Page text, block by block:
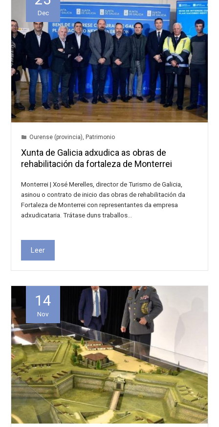
Dec
Ourense (provincia), Patrimonio
Xunta de Galicia adxudica as obras de
rehabilitación da fortaleza de Monterrei
Monterrei | Xosé Merelles, director de Turismo de Galicia,
asinou o contrato de inicio das obras de rehabilitación da
Fortaleza de Monterrei con representantes da empresa
adxudicataria. Trátase duns traballos…
Leer
14
Nov